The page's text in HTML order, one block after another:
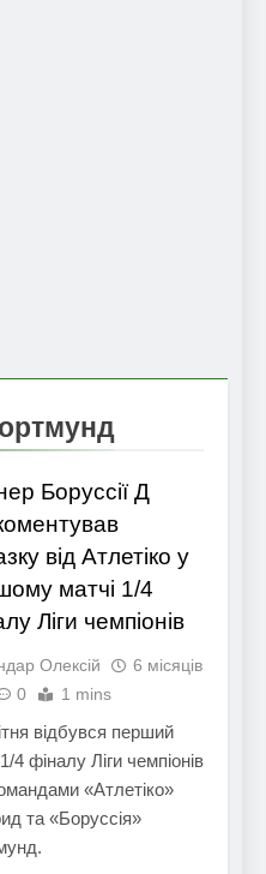
Боруссії Д
від Атлетіко у
матчі 1/4
Ліги чемпіонів
Олексій
6 місяців
0 1 mins
відбувся перший
4 фіналу Ліги чемпіонів
«Атлетіко»
та «Боруссія»